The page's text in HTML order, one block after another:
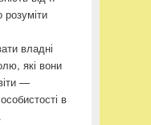
розуміти
владні
які вони
—
в